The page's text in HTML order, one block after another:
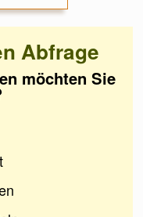
Abfrage
möchten Sie